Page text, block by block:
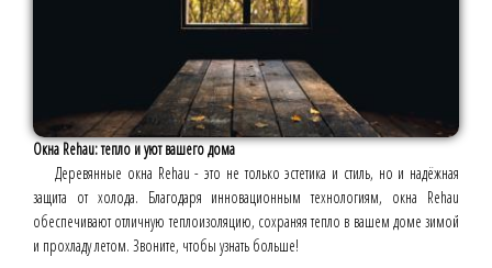
Окна Rehau: тепло и уют вашего дома
Деревянные окна Rehau - это не только эстетика и стиль, но и надёжная
защита от холода. Благодаря инновационным технологиям, окна Rehau
обеспечивают отличную теплоизоляцию, сохраняя тепло в вашем доме зимой
и прохладу летом. Звоните, чтобы узнать больше!